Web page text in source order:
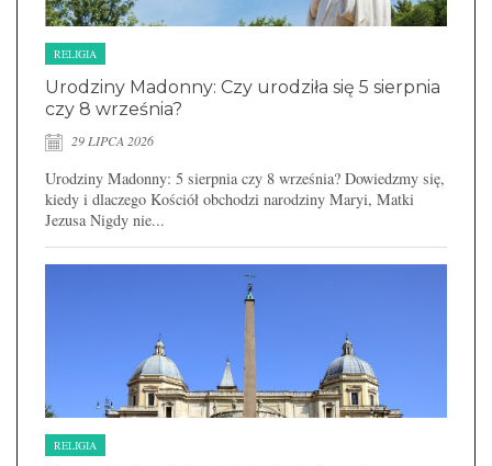
RELIGIA
Urodziny Madonny: Czy urodziła się 5 sierpnia
czy 8 września?
29 LIPCA 2026
Urodziny Madonny: 5 sierpnia czy 8 września? Dowiedzmy się,
kiedy i dlaczego Kościół obchodzi narodziny Maryi, Matki
Jezusa Nigdy nie...
RELIGIA